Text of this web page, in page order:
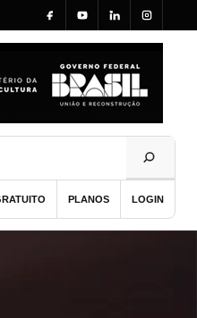
DE PUBLICAÇÃO VISUAL E
PLANOS LOGIN